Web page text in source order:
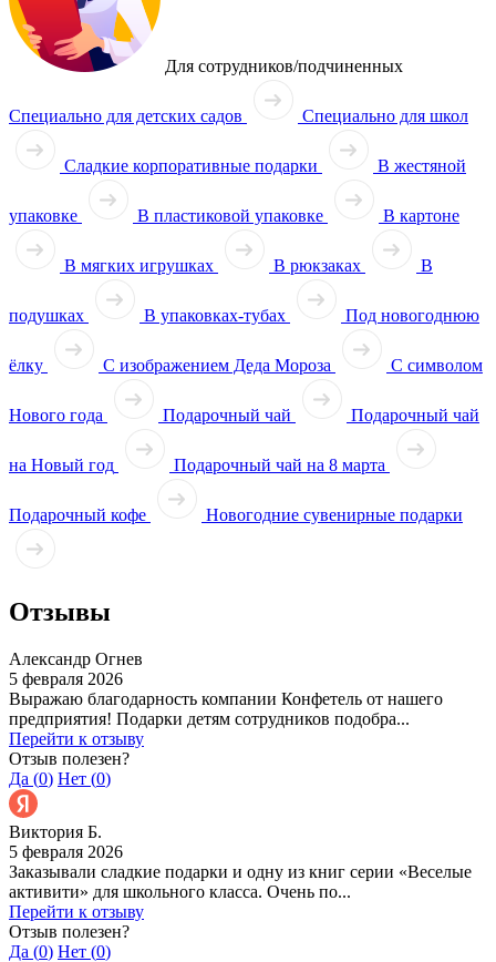
Для сотрудников/подчиненных
Специально для детских садов Специально для школ
Сладкие корпоративные подарки В жестяной
упаковке В пластиковой упаковке В картоне
В мягких игрушках В рюкзаках В
подушках В упаковках-тубах Под новогоднюю
ёлку С изображением Деда Мороза С символом
Нового года Подарочный чай Подарочный чай
на Новый год Подарочный чай на 8 марта
Подарочный кофе Новогодние сувенирные подарки
Отзывы
Александр Огнев
5 февраля 2026
Выражаю благодарность компании Конфетель от нашего
предприятия! Подарки детям сотрудников подобра...
Перейти к отзыву
Отзыв полезен?
Да (0) Нет (0)
Виктория Б.
5 февраля 2026
Заказывали сладкие подарки и одну из книг серии «Веселые
активити» для школьного класса. Очень по...
Перейти к отзыву
Отзыв полезен?
Да (0) Нет (0)